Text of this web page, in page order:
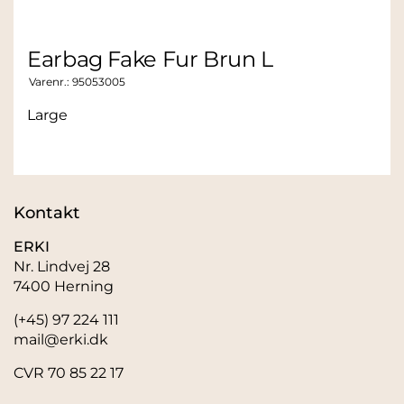
Earbag Fake Fur Brun L
Varenr.: 95053005
Large
Kontakt
ERKI
Nr. Lindvej 28
7400 Herning
(+45) 97 224 111
mail@erki.dk
CVR 70 85 22 17